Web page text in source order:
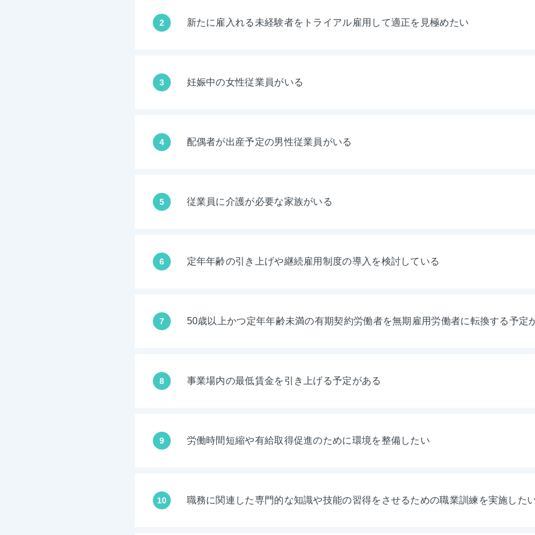
2 新たに雇入れる未経験者をトライアル雇用して適正を見極めたい
3 妊娠中の女性従業員がいる
4 配偶者が出産予定の男性従業員がいる
5 従業員に介護が必要な家族がいる
6 定年年齢の引き上げや継続雇用制度の導入を検討している
7 50歳以上かつ定年年齢未満の有期契約労働者を無期雇用労働者に転換する予定
8 事業場内の最低賃金を引き上げる予定がある
9 労働時間短縮や有給取得促進のために環境を整備したい
10 職務に関連した専門的な知識や技能の習得をさせるための職業訓練を実施した